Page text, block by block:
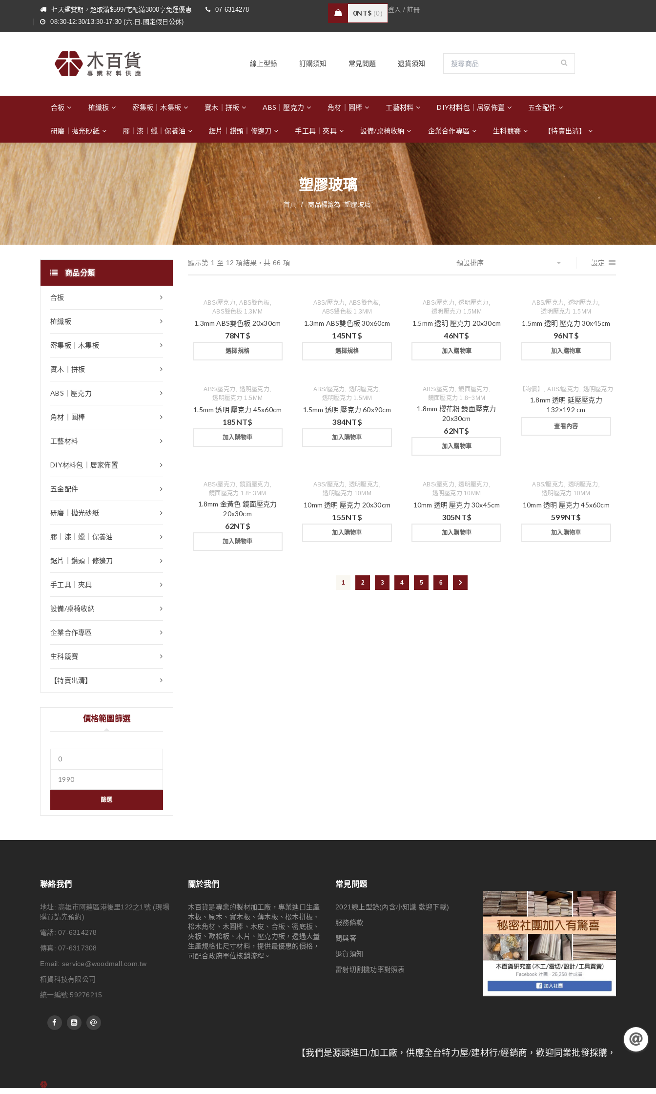
七天鑑賞期，超取滿$599/宅配滿3000享免運優惠
07-6314278
08:30-12:30/13:30-17:30 (六.日.國定假日公休)
0NT$ 0 登入 / 註冊
線上型錄 訂購須知 常見問題 退貨須知
合板 植纖板 密集板｜木集板 實木｜拼板 ABS｜壓克力 角材｜圓棒 工藝材料 DIY材料包｜居家佈置 五金配件
研磨｜拋光砂紙 膠｜漆｜蠟｜保養油 鋸片｜鑽頭｜修邊刀 手工具｜夾具 設備/桌椅收納 企業合作專區 生科競賽 【特賣出清】
塑膠玻璃
首頁 / 商品標籤為 “塑膠玻璃”
商品分類
合板
植纖板
密集板｜木集板
實木｜拼板
ABS｜壓克力
角材｜圓棒
工藝材料
DIY材料包｜居家佈置
五金配件
研磨｜拋光砂紙
膠｜漆｜蠟｜保養油
鋸片｜鑽頭｜修邊刀
手工具｜夾具
設備/桌椅收納
企業合作專區
生科競賽
【特賣出清】
價格範圍篩選
篩選
顯示第 1 至 12 項結果，共 66 項 設定
預設排序
ABS/壓克力 ,ABS雙色板,
ABS雙色板 1.3MM
1.3mm ABS雙色板 20x30cm
78NT$
選擇規格
ABS/壓克力 ABS雙色板
ABS雙色板 1.3MM
1.3mm ABS雙色板 30x60cm
145NT$
選擇規格
ABS/壓克力 ,透明壓克力
透明壓克力 1.5MM
1.5mm 透明 壓克力 20x30cm
46NT$
加入購物車
ABS/壓克力 透明壓克力
透明壓克力 1.5MM
1.5mm 透明 壓克力 30x45cm
96NT$
加入購物車
ABS/壓克力 透明壓克力
透明壓克力 1.5MM
1.5mm 透明 壓克力 45x60cm
185NT$
加入購物車
ABS/壓克力 透明壓克力
透明壓克力 1.5MM
1.5mm 透明 壓克力 60x90cm
384NT$
加入購物車
ABS/壓克力 ,鏡面壓克力
鏡面壓克力 1.8~3MM
1.8mm 櫻花粉 鏡面壓克力
20x30cm
62NT$
加入購物車
【詢價】 ,ABS/壓克力 透明壓克力
1.8mm 透明 延壓壓克力
132×192 cm
查看內容
ABS/壓克力 鏡面壓克力
鏡面壓克力 1.8~3MM
1.8mm 金黃色 鏡面壓克力
20x30cm
62NT$
加入購物車
ABS/壓克力 透明壓克力
透明壓克力 10MM
10mm 透明 壓克力 20x30cm
155NT$
加入購物車
ABS/壓克力 ,透明壓克力
透明壓克力 10MM
10mm 透明 壓克力 30x45cm
305NT$
加入購物車
ABS/壓克力 透明壓克力
透明壓克力 10MM
10mm 透明 壓克力 45x60cm
599NT$
加入購物車
1 2 3 4 5 6
聯絡我們
地址: 高雄市阿蓮區港後里122之1號 (現場
購買請先預約)
電話: 07-6314278
傳真: 07-6317308
Email: service@woodmall.com.tw
栢貨科技有限公司
統一編號:59276215
關於我們
木百貨是專業的製材加工廠，專業進口生產
木板、原木、實木板、薄木板、松木拼板、
松木角材、木圓棒、木皮、合板、密底板、
夾板、歐松板、木片、壓克力板，透過大量
生產規格化尺寸材料，提供最優惠的價格，
可配合政府單位核銷流程。
常見問題
2021線上型錄(內含小知識 歡迎下載)
服務條款
問與答
退貨須知
雷射切割機功率對照表
【我們是源頭進口/加工廠，供應全台特力屋/建材行/經銷商，歡迎同業批發採購，量大另有折扣】 【